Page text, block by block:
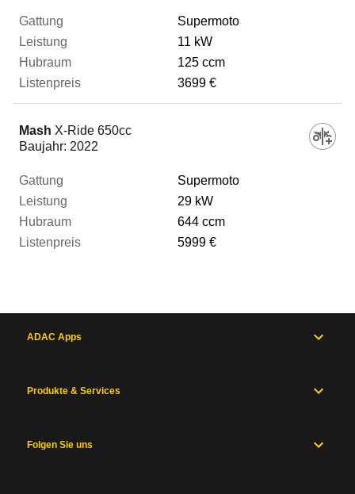
Supermoto
11 kW
125 ccm
3699 €
Mash X-Ride 650cc
Baujahr: 2022
Supermoto
29 kW
644 ccm
5999 €
ADAC Apps
Produkte & Services
Folgen Sie uns